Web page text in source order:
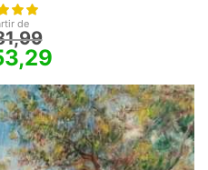
de